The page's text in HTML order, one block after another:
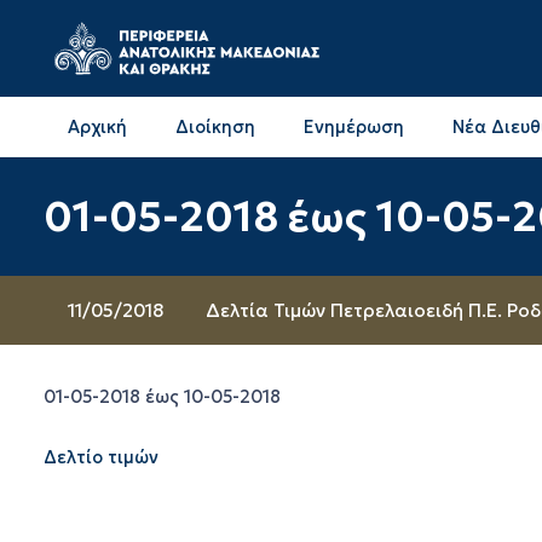
Αρχική Διοίκηση Ενημέρωση Νέα
01-05-2018 έως 10-05-
11/05/2018 Δελτία Τιμών Πετρελαιοειδή Π.Ε.
01-05-2018 έως 10-05-2018
Δελτίο τιμών